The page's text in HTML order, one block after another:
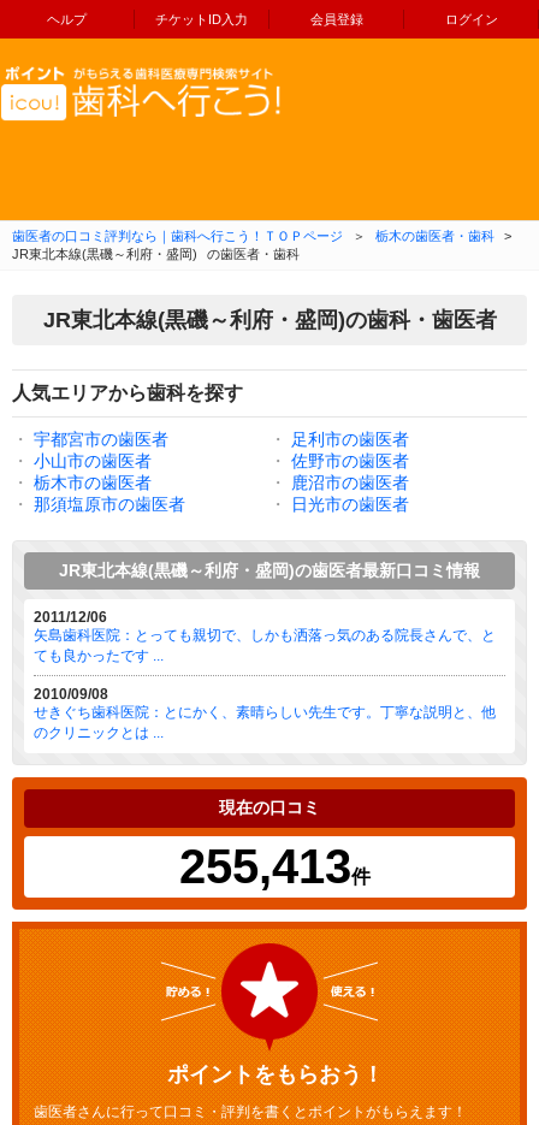
ヘルプ チケットID入力 会員登録 ログイン
コンテンツへ移動
歯医者の口コミ評判なら｜歯科へ行こう！ＴＯＰページ ＞ 栃木の歯医者・歯科
>
JR東北本線(黒磯～利府・盛岡)
の歯医者・歯科
JR東北本線(黒磯～利府・盛岡)の歯科・歯医者
人気エリアから歯科を探す
・ 宇都宮市の歯医者 ・
足利市の歯医者
・
小山市の歯医者 ・
佐野市の歯医者
・
栃木市の歯医者 ・
鹿沼市の歯医者
・
那須塩原市の歯医者 ・ 日光市の歯医者
JR東北本線(黒磯～利府・盛岡)の歯医者最新口コミ情報
2011/12/06
矢島歯科医院：とっても親切で、しかも洒落っ気のある院長さんで、と
ても良かったです ...
2010/09/08
せきぐち歯科医院：とにかく、素晴らしい先生です。丁寧な説明と、他
のクリニックとは ...
現在の口コミ
255,413件
ポイントをもらおう！
歯医者さんに行って口コミ・評判を書くとポイントがもらえます！